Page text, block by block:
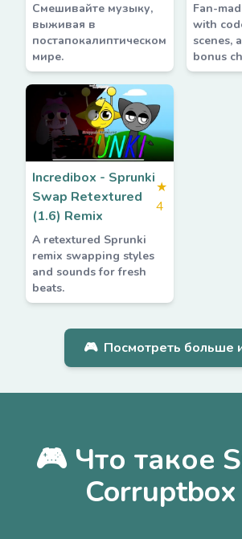
Смешивайте музыку,
выживая в
постапокалиптическом
мире.
Fan-
with
scenes,
bonus
Incredibox - Sprunki
Swap Retextured
(1.6) Remix
★
4
A retextured Sprunki
remix swapping styles
and sounds for fresh
beats.
🎮 Посмотреть больше
🎮 Что такое
Corruptbox